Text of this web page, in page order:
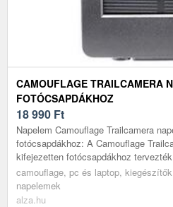
CAMOUFLAGE TRAILCAMERA
FOTÓCSAPDÁKHOZ
18 990 Ft
Napelem Camouflage Trailcamera
fotócsapdákhoz: A Camouflage
kifejezetten fotócsapdákhoz
camouflage, pc és laptop,
napelemek
alza.hu